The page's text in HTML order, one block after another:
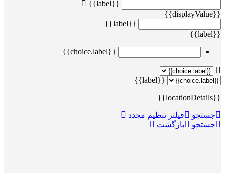
{{label}}
{{displayValue}}
{{label}}
{{label}}
{{choice.label}}
{{label}}
{{locationDetails}}
جستجو
فیلتر تنظیم مجدد
جستجو
بازگشت